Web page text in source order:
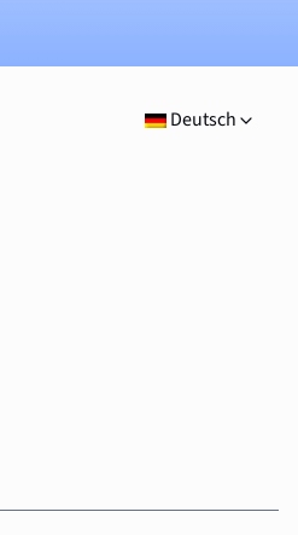
Deutsch